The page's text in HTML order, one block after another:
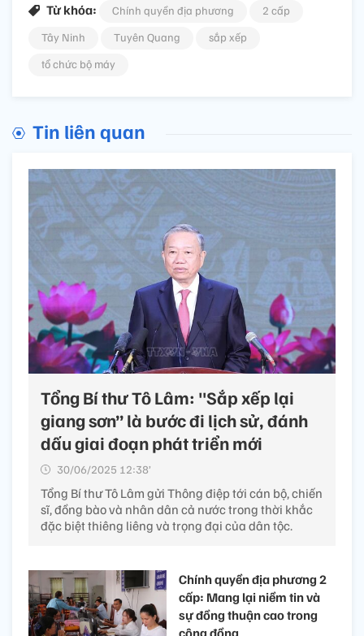
Từ khóa: Chính quyền địa phương
2 cấp
Tây Ninh
Tuyên Quang
sắp xếp
tổ chức bộ máy
Tin liên quan
Tổng Bí thư Tô Lâm: "Sắp xếp lại
giang sơn” là bước đi lịch sử, đánh
dấu giai đoạn phát triển mới
30/06/2025 12:38’
Tổng Bí thư Tô Lâm gửi Thông điệp tới cán bộ, chiến
sĩ, đồng bào và nhân dân cả nước trong thời khắc
đặc biệt thiêng liêng và trọng đại của dân tộc.
Chính quyền địa phương 2
cấp: Mang lại niềm tin và
sự đồng thuận cao trong
cộng đồng